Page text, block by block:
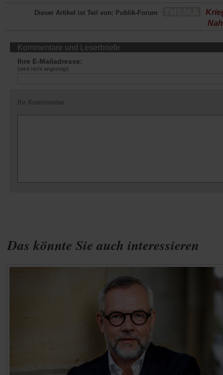
Das könnte Sie auch interessieren
Dieser Artikel ist Teil von: Publik-Forum
Kommentare und Leserbriefe
Ihre E-Mailadresse:
(wird nicht angezeigt)
Ihr Kommentar